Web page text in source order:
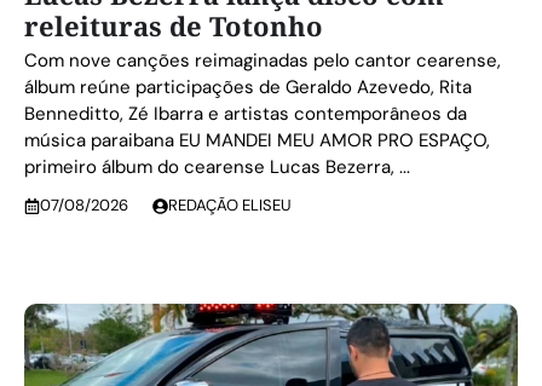
releituras de Totonho
Com nove canções reimaginadas pelo cantor cearense,
álbum reúne participações de Geraldo Azevedo, Rita
Benneditto, Zé Ibarra e artistas contemporâneos da
música paraibana EU MANDEI MEU AMOR PRO ESPAÇO,
primeiro álbum do cearense Lucas Bezerra, ...
07/08/2026 REDAÇÃO ELISEU